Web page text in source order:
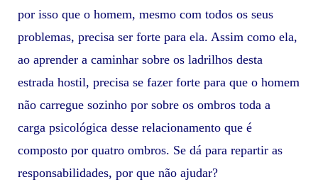
por isso que o homem, mesmo com todos os seus
problemas, precisa ser forte para ela. Assim como ela,
ao aprender a caminhar sobre os ladrilhos desta
estrada hostil, precisa se fazer forte para que o homem
não carregue sozinho por sobre os ombros toda a
carga psicológica desse relacionamento que é
composto por quatro ombros. Se dá para repartir as
responsabilidades, por que não ajudar?